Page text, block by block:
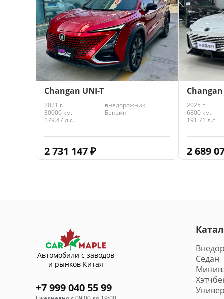
Changan UNI-T
2021 г.
внедорожник
30000 км.
Бензин
179.47 л.с.
2 731 147₽
2025 г.
6800 км.
191.71 л.с.
2 689
Автомобили с заводов
и рынков Китая
+7 999 040 55 99
Седан